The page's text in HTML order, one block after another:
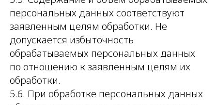
персональных данных соответствуют
заявленным целям обработки. Не
допускается избыточность
обрабатываемых персональных данных
по отношению к заявленным целям их
обработки.
5.6. При обработке персональных данных